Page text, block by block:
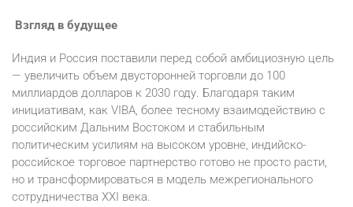
Взгляд в будущее
Индия и Россия поставили перед собой амбициозную цель
— увеличить объем двусторонней торговли до 100
миллиардов долларов к 2030 году. Благодаря таким
инициативам, как VIBA, более тесному взаимодействию с
российским Дальним Востоком и стабильным
политическим усилиям на высоком уровне, индийско-
российское торговое партнерство готово не просто расти,
но и трансформироваться в модель межрегионального
сотрудничества XXI века.